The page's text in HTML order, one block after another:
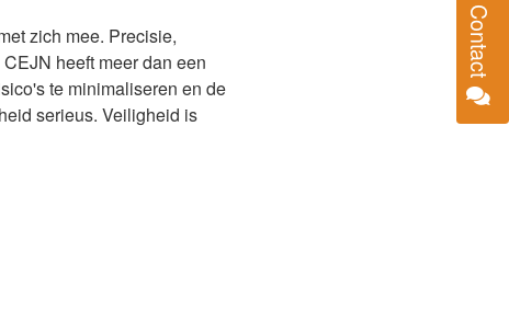
Contact
zich mee. Precisie,
heeft meer dan een
te minimaliseren en de
serieus. Veiligheid is